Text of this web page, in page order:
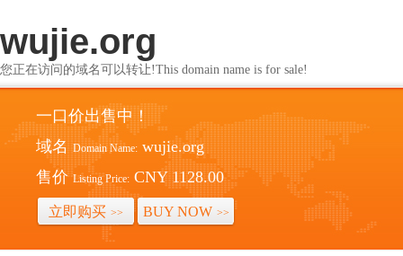
wujie.org
您正在访问的域名可以转让!This domain name is for sale!
一口价出售中！
域名 Domain Name: wujie.org
售价 Listing Price: CNY 1128.00
立即购买 >> BUY NOW >>